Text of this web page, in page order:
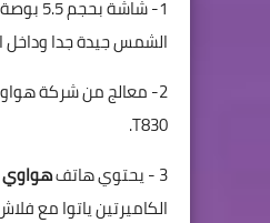
الشمس جيدة جدا وداخل
T830.
3 - يحتوي هاتف
هواوي gr5